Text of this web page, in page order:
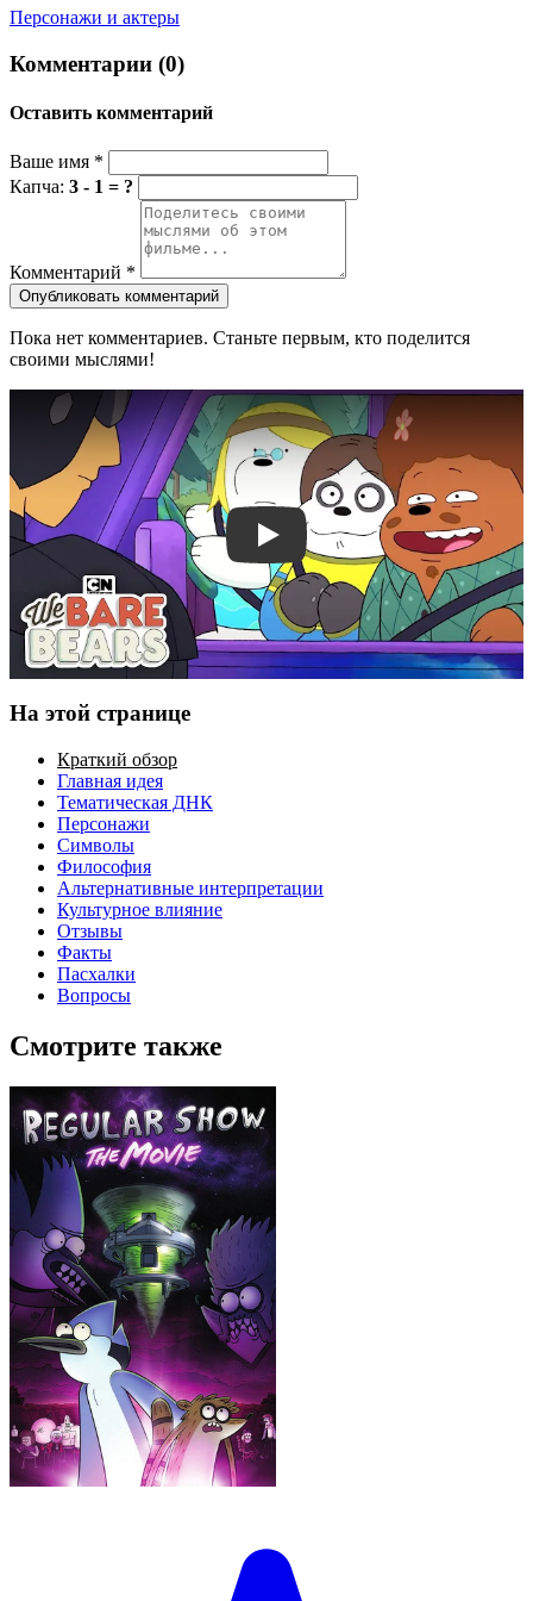
Персонажи и актеры
Комментарии (0)
Оставить комментарий
Ваше имя *
Капча: 3 - 1 = ?
Комментарий *
Опубликовать комментарий
Пока нет комментариев. Станьте первым, кто поделится
своими мыслями!
Смотреть трейлер
На этой странице
Краткий обзор
Главная идея
Тематическая ДНК
Персонажи
Символы
Философия
Альтернативные интерпретации
Культурное влияние
Отзывы
Факты
Пасхалки
Вопросы
Смотрите также